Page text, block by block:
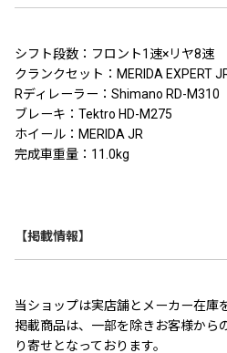
シフト段数：フロント1速×リヤ8速
クランクセット：MERIDA EXPERT
Rディレーラー：Shimano RD-M310
ブレーキ：Tektro HD-M275
ホイール：MERIDA JR
完成車重量：11.0kg
【掲載情報】
当ショップは実店舗とメーカー在庫
掲載商品は、一部を除きお客様から
り寄せとなっております。